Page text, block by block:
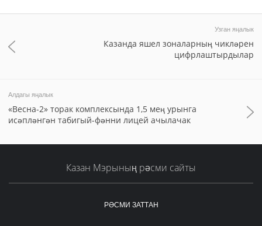
Узган яңалык
Казанда яшел зоналарның чикләрен
цифрлаштырдылар
Алдагы яңалык
«Весна-2» торак комплексында 1,5 мең урынга
исәпләнгән табигый-фәнни лицей ачылачак
Казан Мэрының рәсми сайты
РӘСМИ ЗАТТАН